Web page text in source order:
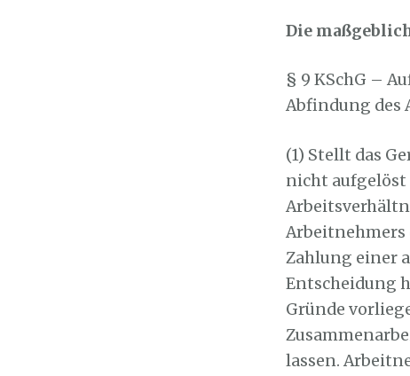
Die
§ 9 KSchG –
Abfindung des
(1) Stellt das
nicht aufgelöst
Arbeitnehmers
Zahlung einer
Entscheidung
Gründe
lassen.